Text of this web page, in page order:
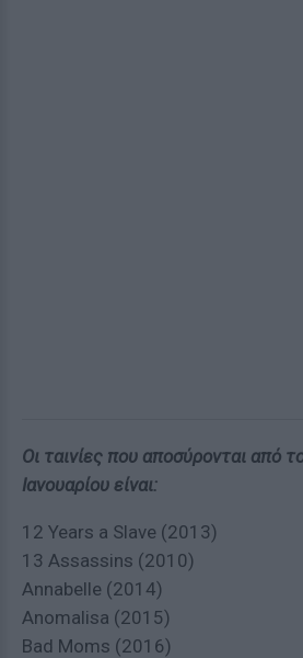
Οι ταινίες που αποσύρονται από
Ιανουαρίου είναι:
12 Years a Slave (2013)
13 Assassins (2010)
Annabelle (2014)
Anomalisa (2015)
Bad Moms (2016)